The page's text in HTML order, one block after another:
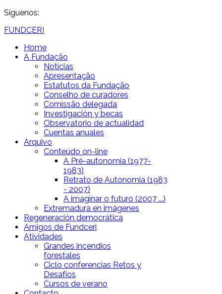
Síguenos:
FUNDCERI
Home
A Fundação
Notícias
Apresentação
Estatutos da Fundação
Conselho de curadores
Comissão delegada
Investigación y becas
Observatorio de actualidad
Cuentas anuales
Arquivo
Conteúdo on-line
A Pré-autonomia (1977-
1983)
Retrato de Autonomia (1983
- 2007)
A imaginar o futuro (2007 ...)
Extremadura en imágenes
Regeneración democrática
Amigos de Fundceri
Atividades
Grandes incendios
forestales
Ciclo conferencias Retos y
Desafíos
Cursos de verano